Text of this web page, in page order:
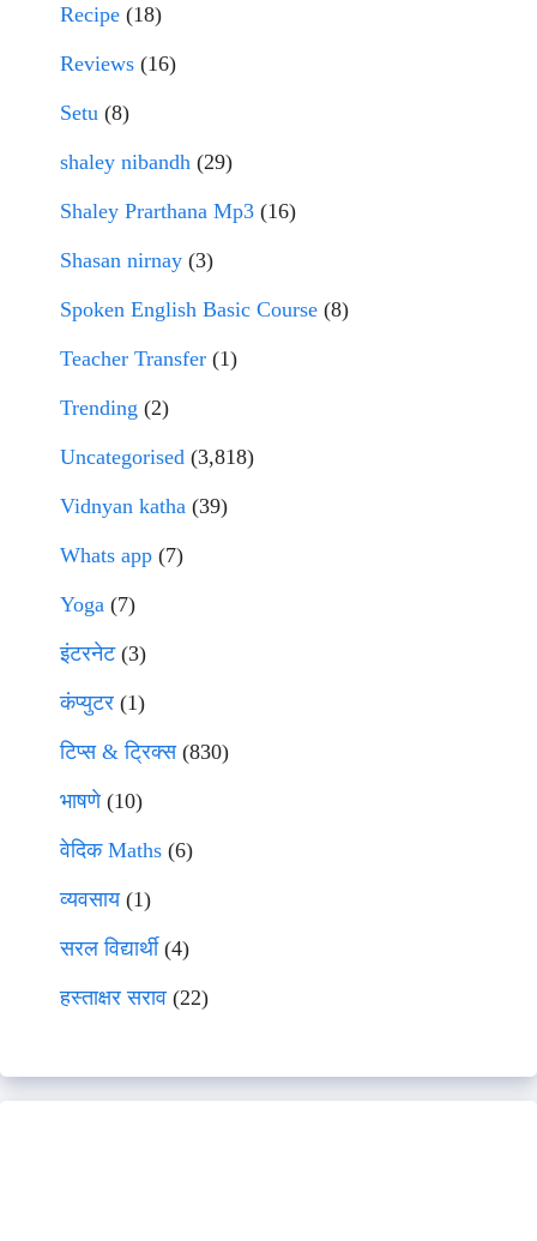
Recipe (18)
Reviews (16)
Setu (8)
shaley nibandh (29)
Shaley Prarthana Mp3 (16)
Shasan nirnay (3)
Spoken English Basic Course (8)
Teacher Transfer (1)
Trending (2)
Uncategorised (3,818)
Vidnyan katha (39)
Whats app (7)
Yoga (7)
इंटरनेट(3)
कंप्युटर (1)
टिप्स & ट्रिक्स(830)
भाषणे(10)
वेदिक Maths (6)
व्यवसाय(1)
सरल विद्यार्थी(4)
हस्ताक्षर सराव (22)